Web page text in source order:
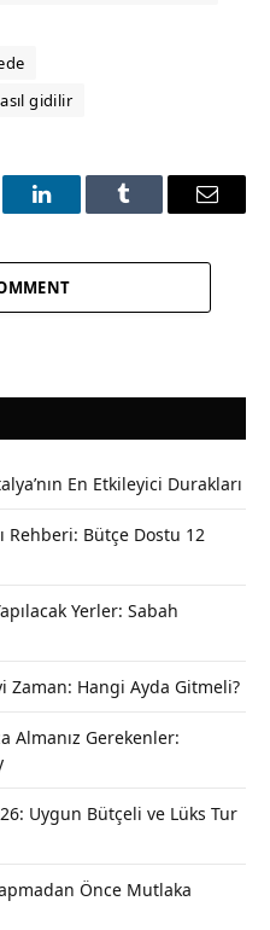
gidilir
LinkedInTumblr Email
En Etkileyici Durakları
Rehberi: Bütçe Dostu 12
Yerler: Sabah
Zaman: Hangi Ayda Gitmeli?
Almanız Gerekenler:
Uygun Bütçeli ve Lüks Tur
Önce Mutlaka